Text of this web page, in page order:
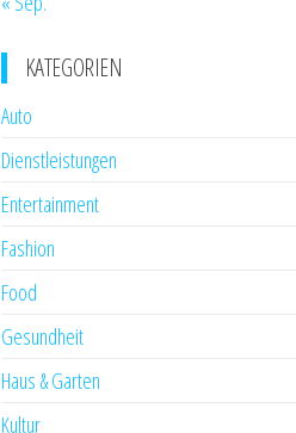
KATEGORIEN
Auto
Dienstleistungen
Entertainment
Fashion
Food
Gesundheit
Haus & Garten
Kultur